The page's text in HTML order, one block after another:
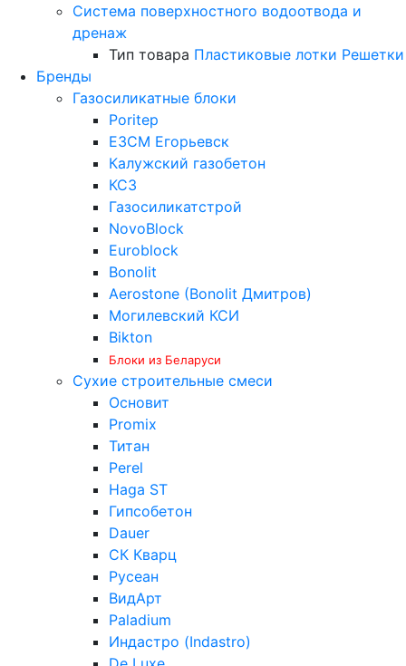
Система поверхностного водоотвода и
дренаж
Тип товара Пластиковые лотки Решетки
Бренды
Газосиликатные блоки
Poritep
ЕЗСМ Егорьевск
Калужский газобетон
КСЗ
Газосиликатстрой
NovoBlock
Euroblock
Bonolit
Aerostone (Bonolit Дмитров)
Могилевский КСИ
Bikton
Блоки из Беларуси
Сухие строительные смеси
Основит
Promix
Титан
Perel
Haga ST
Гипсобетон
Dauer
СК Кварц
Русеан
ВидАрт
Paladium
Индастро (Indastro)